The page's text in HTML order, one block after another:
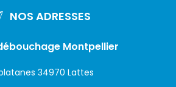
NOS ADRESSES
Montpellier
34970 Lattes